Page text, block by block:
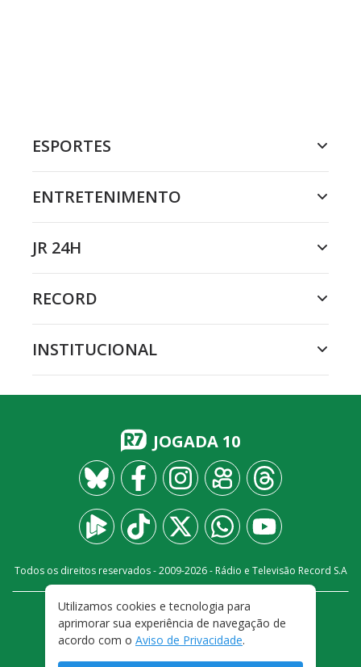
ESPORTES
ENTRETENIMENTO
JR 24H
RECORD
INSTITUCIONAL
JOGADA 10
Todos os direitos reservados - 2009-2026- Rádio e Televisão Record S.A
FALE CONOSCO
PRIVACIDADE
TERMOS E CONDIÇÕES DE USO
Utilizamos cookies e tecnologia para
aprimorar sua experiência de navegação de
acordo com o Aviso de Privacidade.